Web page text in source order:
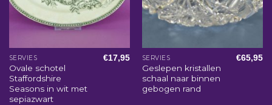
SERVIES
Ovale schotel
Staffordshire
Seasons in wit met
sepiazwart
€17,95 SERVIES
Geslepen kristallen
schaal naar binnen
gebogen rand
€65,95